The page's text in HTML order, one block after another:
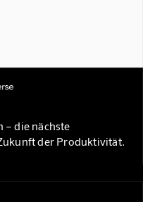
– die nächste
der Produktivität.